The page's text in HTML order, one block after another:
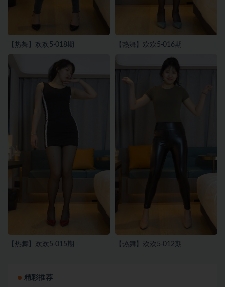
【热舞】欢欢5-018期 【热舞】欢欢5-016期
【热舞】欢欢5-015期 【热舞】欢欢5-012期
精彩推荐